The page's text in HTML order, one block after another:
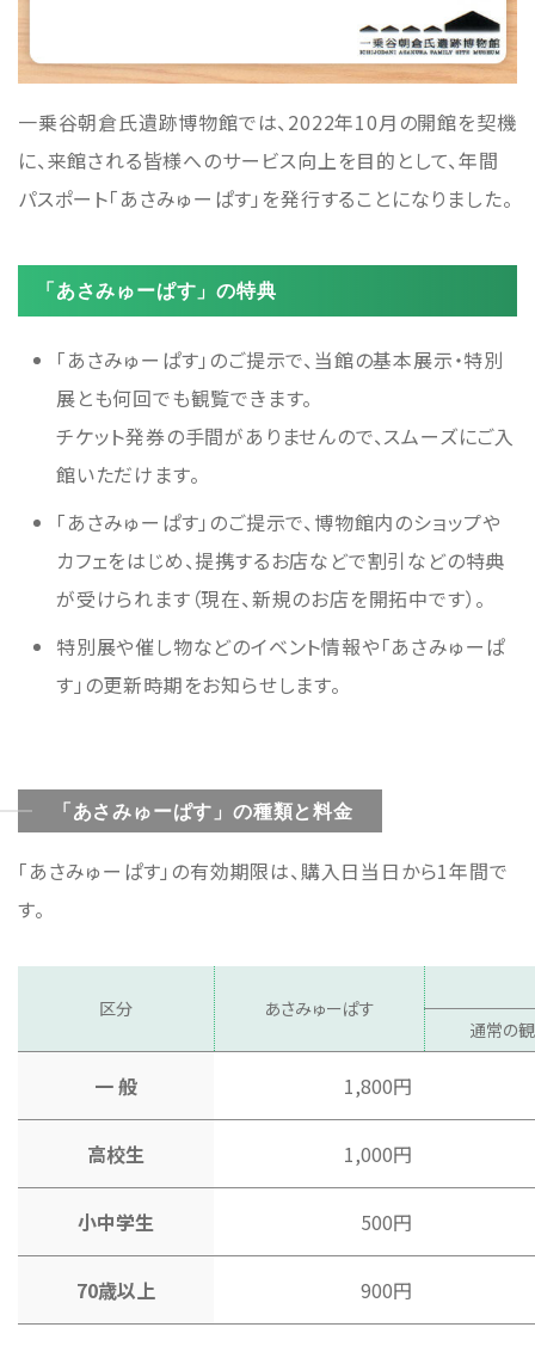
一乗谷朝倉氏遺跡博物館では、2022年10月の開館を契機
に、来館される皆様へのサービス向上を目的として、年間
パスポート「あさみゅーぱす」を発行することになりました。
「あさみゅーぱす」の特典
「あさみゅーぱす」のご提示で、当館の基本展示・特別
展とも何回でも観覧できます。
チケット発券の手間がありませんので、スムーズにご入
館いただけます。
「あさみゅーぱす」のご提示で、博物館内のショップや
カフェをはじめ、提携するお店などで割引などの特典
が受けられます（現在、新規のお店を開拓中です）。
特別展や催し物などのイベント情報や「あさみゅーぱ
す」の更新時期をお知らせします。
「あさみゅーぱす」の種類と料金
「あさみゅーぱす」の有効期限は、購入日当日から1年間で
す。
区分
あさみゅーぱす
通常の
一 般 1,800円
高校生 1,000円
小中学生 500円
70歳以上 900円